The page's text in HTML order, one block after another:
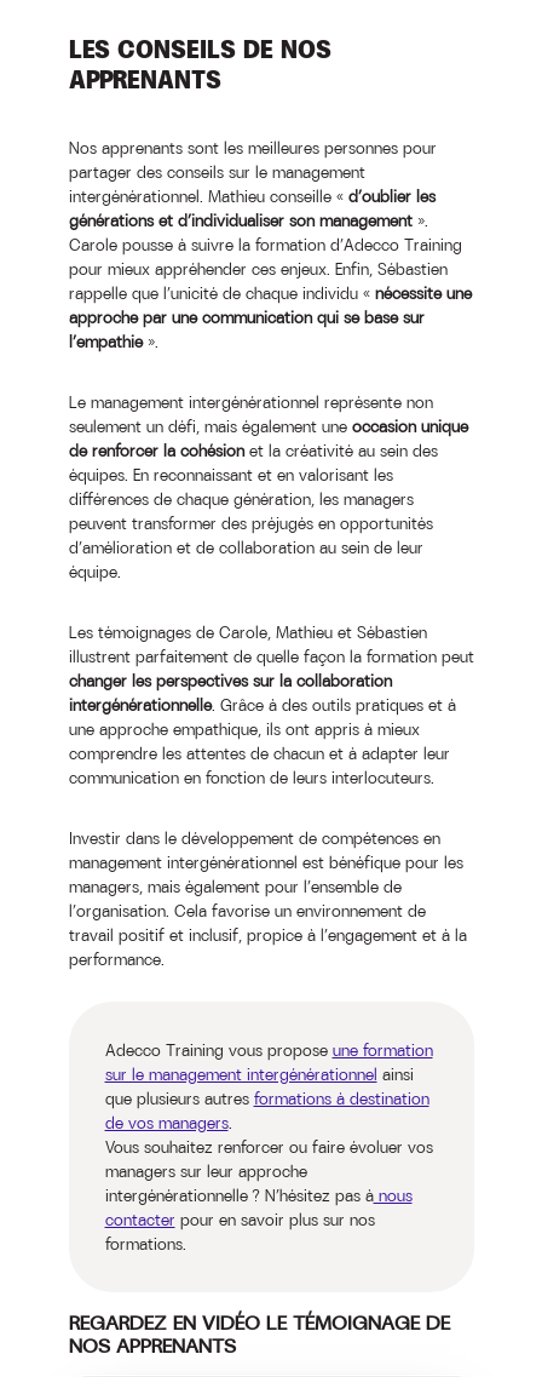
LES CONSEILS DE NOS
APPRENANTS
Nos apprenants sont les meilleures personnes pour
partager des conseils sur le management
intergénérationnel. Mathieu conseille « d’oublier les
générations et d’individualiser son management».
Carole pousse à suivre la formation d’Adecco Training
pour mieux appréhender ces enjeux. Enfin, Sébastien
rappelle que l’unicité de chaque individu « nécessite une
approche par une communication qui se base sur
l’empathie».
Le management intergénérationnel représente non
seulement un défi, mais également une occasion unique
de renforcer la cohésionet la créativité au sein des
équipes. En reconnaissant et en valorisant les
différences de chaque génération, les managers
peuvent transformer des préjugés en opportunités
d’amélioration et de collaboration au sein de leur
équipe.
Les témoignages de Carole, Mathieu et Sébastien
illustrent parfaitement de quelle façon la formation peut
changer les perspectives sur la collaboration
intergénérationnelle. Grâce à des outils pratiques et à
une approche empathique, ils ont appris à mieux
comprendre les attentes de chacun et à adapter leur
communication en fonction de leurs interlocuteurs.
Investir dans le développement de compétences en
management intergénérationnel est bénéfique pour les
managers, mais également pour l’ensemble de
l’organisation. Cela favorise un environnement de
travail positif et inclusif, propice à l’engagement et à la
performance.
Adecco Training vous propose une formation
sur le management intergénérationnel ainsi
que plusieurs autres formations à destination
de vos managers.
Vous souhaitez renforcer ou faire évoluer vos
managers sur leur approche
intergénérationnelle ? N’hésitez pas ànous
contacter pour en savoir plus sur nos
formations.
REGARDEZ EN VIDÉO LE TÉMOIGNAGE DE
NOS APPRENANTS